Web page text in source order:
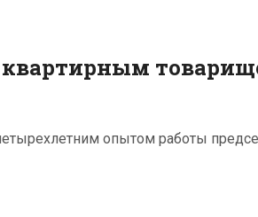
опытом работы